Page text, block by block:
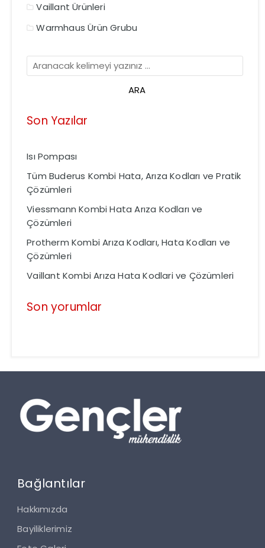
Vaillant Ürünleri
Warmhaus Ürün Grubu
Son Yazılar
Isı Pompası
Tüm Buderus Kombi Hata, Arıza Kodları ve Pratik
Çözümleri
Viessmann Kombi Hata Arıza Kodları ve
Çözümleri
Protherm Kombi Arıza Kodları, Hata Kodları ve
Çözümleri
Vaillant Kombi Arıza Hata Kodlari ve Çözümleri
Son yorumlar
Bağlantılar
Hakkımızda
Bayiliklerimiz